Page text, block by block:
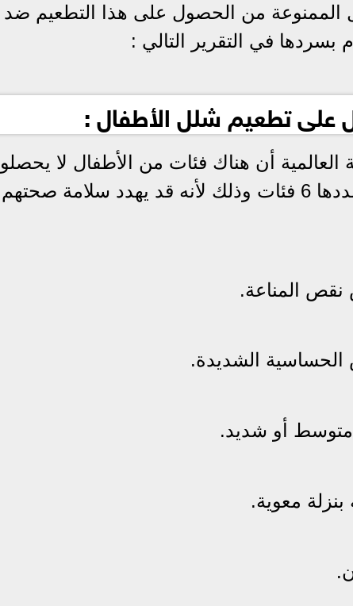
الممنوعة من الحصول على هذا التطعيم ضد
في التقرير التالي :
على تطعيم شلل الأطفال :
أن هناك فئات من الأطفال لا
على هذا التطعيم رغم أهميته ويبلغ عددها 6 فئات وذلك لأنه قد يهدد سلامة